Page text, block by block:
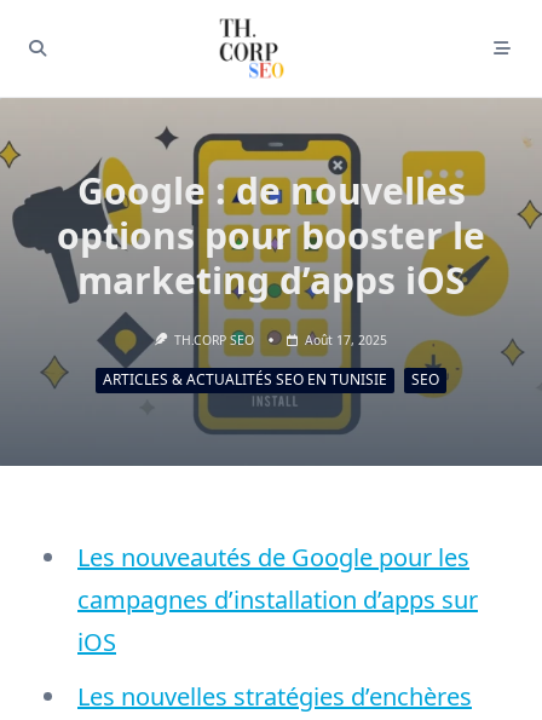
Google : de nouvelles
options pour booster le
marketing d’apps iOS
TH.CORP SEO Août 17, 2025
ARTICLES & ACTUALITÉS SEO EN TUNISIE SEO
Les nouveautés de Google pour les
campagnes d’installation d’apps sur
iOS
Les nouvelles stratégies d’enchères